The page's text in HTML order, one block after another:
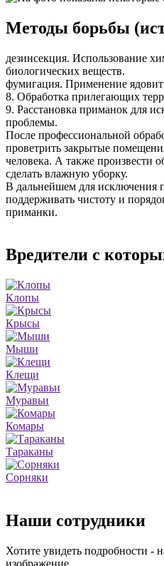
Методы борьбы
дезинсекция. Использование
биологических веществ.
фумигация. Применение
8. Обработка прилегающих
9. Расстановка приманок для
проблемы.
После профессиональной
проветрить закрытые
человека. А также произвести
сделать влажную уборку.
В дальнейшем для исключения
поддерживать чистоту и
приманки.
Вредители с
Клопы
Крысы
Мыши
Клещи
Муравьи
Комары
Тараканы
Сорняки
Наши сотрудники
Хотите увидеть подробности -